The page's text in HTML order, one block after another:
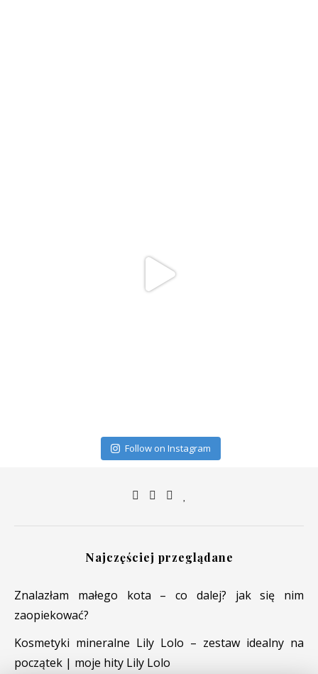
Follow on Instagram
Najczęściej przeglądane
Znalazłam małego kota – co dalej? jak się nim
zaopiekować?
Kosmetyki mineralne Lily Lolo – zestaw idealny na
początek | moje hity Lily Lolo